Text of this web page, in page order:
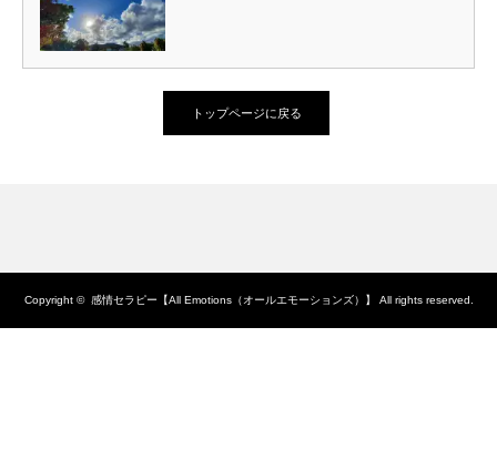
トップページに戻る
Copyright © 感情セラピー【All Emotions（オールエモーションズ）】 All rights reserved.